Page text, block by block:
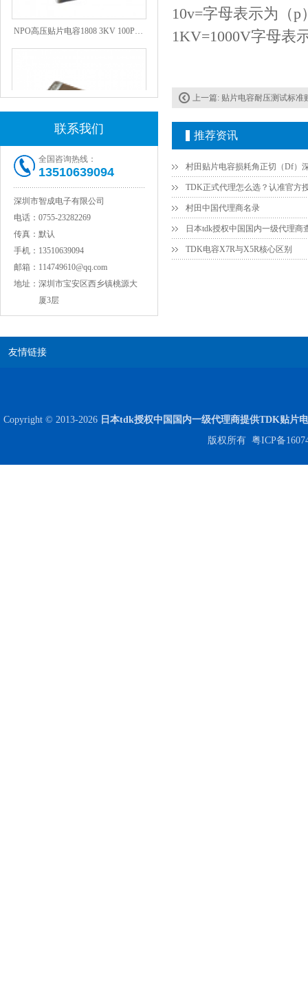
JOHANSON代理1812 1KV 100NF X7R高压贴片电容
联系我们
全国咨询热线：
13510639094
深圳市智成电子有限公司
电话： 0755-23282269
传真： 默认
手机： 13510639094
邮箱： 114749610@qq.com
地址： 深圳市宝安区西乡镇桃源大
厦3层
10v=字母表示为（p
1KV=1000V字母表
上一篇: 贴片电容耐压测试标准贴
推荐资讯
村田中国代理商名录
日本tdk授权中国国内一级代理商
TDK电容X7R与X5R核心区别
友情链接
Copyright © 2013-2026 日本tdk授权中国国内一级代理商提供TDK贴片
版权所有 粤ICP备